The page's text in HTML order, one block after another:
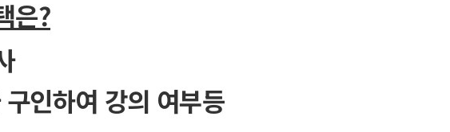
은?
인하여 강의 여부등